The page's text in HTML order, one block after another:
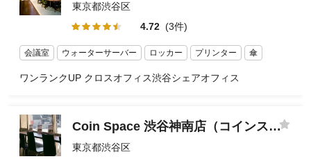
東京都渋谷区
4.72 (3件)
会議室 ウォーターサーバー ロッカー プリンター 傘
ワンランクUP クロスオフィス渋谷シェアオフィス
Coin Space 渋谷神南店（コインスペース）
東京都渋谷区